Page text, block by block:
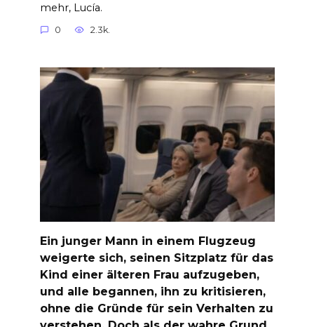
mehr, Lucía.
0 2.3k.
Ein junger Mann in einem Flugzeug
weigerte sich, seinen Sitzplatz für das
Kind einer älteren Frau aufzugeben,
und alle begannen, ihn zu kritisieren,
ohne die Gründe für sein Verhalten zu